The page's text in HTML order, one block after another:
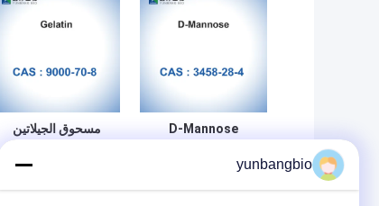
D-Mannose
مسحوق الجيلاتين
إسفنجي جيلاتين قابل
yunbangbio